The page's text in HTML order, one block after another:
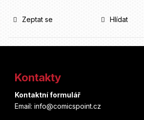
Zeptat se Hlídat
Kontakty
Kontaktní formulář
Email: info@comicspoint.cz